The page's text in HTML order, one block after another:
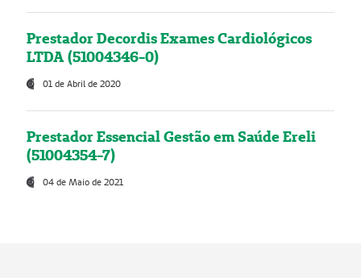
Prestador Decordis Exames Cardiológicos
LTDA (51004346-0)
01 de Abril de 2020
Prestador Essencial Gestão em Saúde Ereli
(51004354-7)
04 de Maio de 2021